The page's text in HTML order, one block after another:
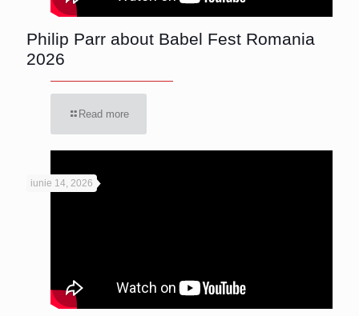
Philip Parr about Babel Fest Romania
2026
Read more
iunie 14, 2026